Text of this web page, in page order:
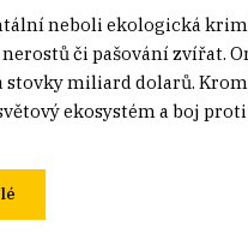
neboli ekologická
nerostů či pašování zvířat.
stovky miliard dolarů.
ekosystém a boj